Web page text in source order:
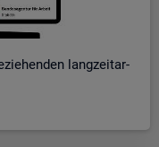
lang­zeit­ar­